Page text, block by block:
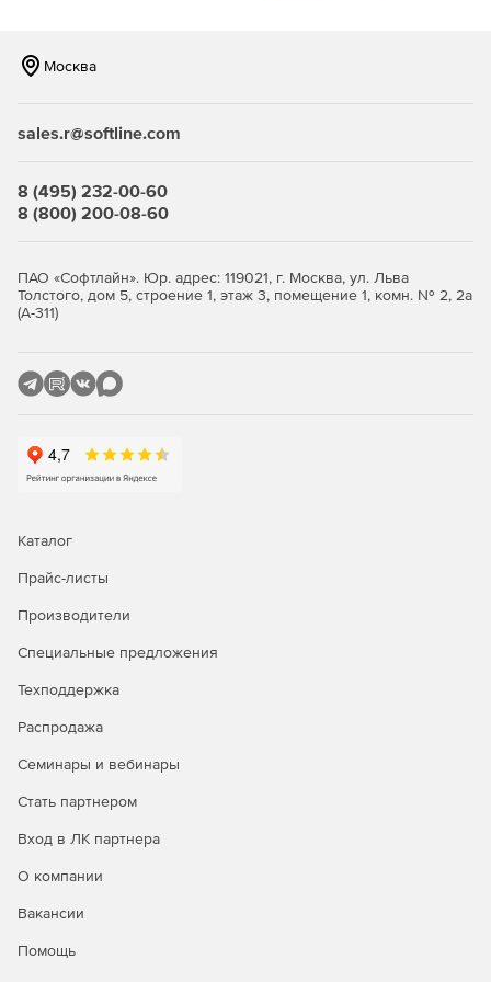
Москва
sales.r@softline.com
8 (495) 232-00-60
8 (800) 200-08-60
ПАО «Софтлайн». Юр. адрес: 119021, г. Москва, ул. Льва
Толстого, дом 5, строение 1, этаж 3, помещение 1, комн. № 2, 2а
(А-311)
Каталог
Прайс-листы
Производители
Специальные предложения
Техподдержка
Распродажа
Семинары и вебинары
Стать партнером
Вход в ЛК партнера
О компании
Вакансии
Помощь